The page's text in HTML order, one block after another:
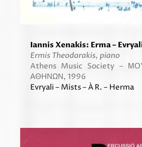
Iannis Xenakis: Erma –
Ermis Theodarakis, piano
Athens Music Society –
ΑΘΗΝΩΝ, 1996
Evryali – Mists – À R. – Herma